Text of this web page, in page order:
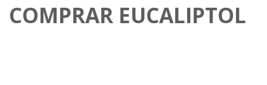
COMPRAR EUCALIPTOL